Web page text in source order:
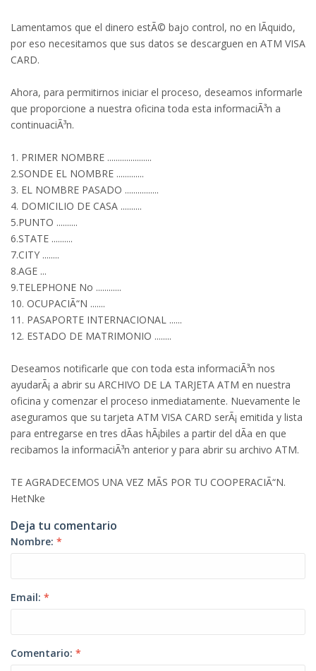
Lamentamos que el dinero estÃ© bajo control, no en lÃ­quido,
por eso necesitamos que sus datos se descarguen en ATM VISA
CARD.
Ahora, para permitirnos iniciar el proceso, deseamos informarle
que proporcione a nuestra oficina toda esta informaciÃ³n a
continuaciÃ³n.
1. PRIMER NOMBRE .....................
2.SONDE EL NOMBRE .............
3. EL NOMBRE PASADO ................
4. DOMICILIO DE CASA ..........
5.PUNTO ..........
6.STATE ..........
7.CITY ........
8.AGE ...
9.TELEPHONE No ............
10. OCUPACIÃ“N .......
11. PASAPORTE INTERNACIONAL ......
12. ESTADO DE MATRIMONIO ........
Deseamos notificarle que con toda esta informaciÃ³n nos
ayudarÃ¡ a abrir su ARCHIVO DE LA TARJETA ATM en nuestra
oficina y comenzar el proceso inmediatamente. Nuevamente le
aseguramos que su tarjeta ATM VISA CARD serÃ¡ emitida y lista
para entregarse en tres dÃ­as hÃ¡biles a partir del dÃ­a en que
recibamos la informaciÃ³n anterior y para abrir su archivo ATM.
TE AGRADECEMOS UNA VEZ MÃS POR TU COOPERACIÃ“N.
HetNke
Deja tu comentario
Nombre: *
Email: *
Comentario: *